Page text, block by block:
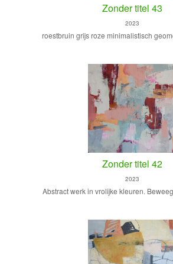
Zonder titel 43
2023
roestbruin grijs roze minimalistisch
Zonder titel 42
2023
Abstract werk in vrolijke kleuren.